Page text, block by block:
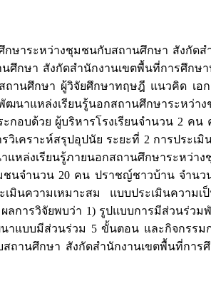
ระหว่างชุมชนกับสถานศึกษา สังกัดสํ
กษา สังกัดสํานักงานเขตพื้นที่การศึกษ
นศึกษา ผู้วิจัยศึกษาทฤษฎี แนวคิด เอก
นาแหล่งเรียนรู้นอกสถานศึกษาระหว่
อบด้วย ผู้บริหารโรงเรียนจำนวน 2 ค
เคราะห์สรุปอุปนัย ระยะที่ 2 การประ
ล่งเรียนรู้ภายนอกสถานศึกษาระหว่า
นจำนวน 20 คน ปราชญ์ชาวบ้าน จำน
ความเหมาะสม แบบประเมินความเ
การวิจัยพบว่า 1) รูปแบบการมีส่วนร่ว
แบบมีส่วนร่วม 5 ขั้นตอน และกิจกรรม
านศึกษา สังกัดสํานักงานเขตพื้นที่กา